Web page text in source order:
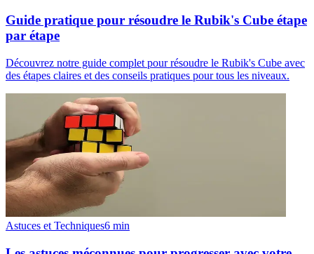
Guide pratique pour résoudre le Rubik's Cube étape
par étape
Découvrez notre guide complet pour résoudre le Rubik's Cube avec
des étapes claires et des conseils pratiques pour tous les niveaux.
Astuces et Techniques6 min